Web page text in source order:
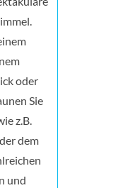
oder
Sie
z.B.
dem
und